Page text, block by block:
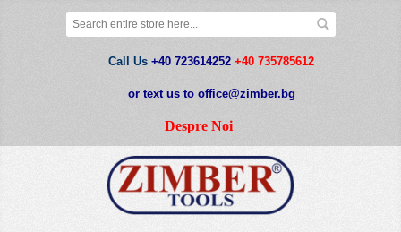
Call Us +40 723614252 +40 735785612
or text us to office@zimber.bg
Despre Noi